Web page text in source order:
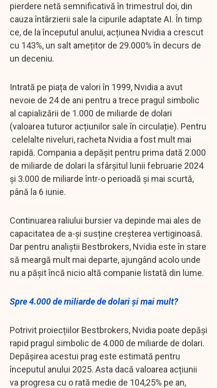
pierdere netă semnificativă în trimestrul doi, din
cauza întârzierii sale la cipurile adaptate AI. În timp
ce, de la începutul anului, acțiunea Nvidia a crescut
cu 143%, un salt amețitor de 29.000% în decurs de
un deceniu.
Intrată pe piața de valori în 1999, Nvidia a avut
nevoie de 24 de ani pentru a trece pragul simbolic
al capializării de 1.000 de miliarde de dolari
(valoarea tuturor acțiunilor sale în circulație). Pentru
celelalte niveluri, racheta Nvidia a fost mult mai
rapidă. Compania a depășit pentru prima dată 2.000
de miliarde de dolari la sfârșitul lunii februarie 2024
și 3.000 de miliarde într-o perioadă și mai scurtă,
până la 6 iunie.
Continuarea raliului bursier va depinde mai ales de
capacitatea de a-și susține creșterea vertiginoasă.
Dar pentru analiștii Bestbrokers, Nvidia este în stare
să meargă mult mai departe, ajungând acolo unde
nu a pășit încă nicio altă companie listată din lume.
Spre 4.000 de miliarde de dolari și mai mult?
Potrivit proiecțiilor Bestbrokers, Nvidia poate depăși
rapid pragul simbolic de 4.000 de miliarde de dolari.
Depășirea acestui prag este estimată pentru
începutul anului 2025. Asta dacă valoarea acțiunii
va progresa cu o rată medie de 104,25% pe an,